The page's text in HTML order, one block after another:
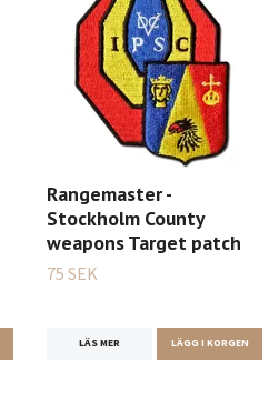
Rangemaster -
Stockholm County
weapons Target patch
75 SEK
LÄS MER LÄGG I KORGEN